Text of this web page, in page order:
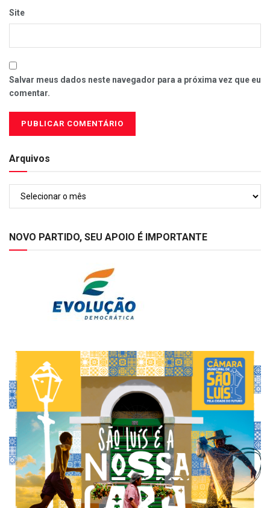
Site
Salvar meus dados neste navegador para a próxima vez que eu
comentar.
Arquivos
NOVO PARTIDO, SEU APOIO É IMPORTANTE